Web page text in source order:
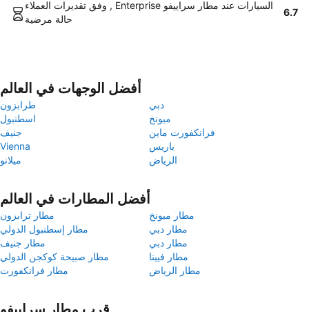
وفق تقديرات العملاء , Enterprise السيارات عند مطار سراييفو
حالة مرضية
6.7
أفضل الوجهات في العالم
طرابزون
دبي
اسطنبول
ميونخ
جنيف
فرانكفورت ماين
Vienna
باريس
ميلانو
الرياض
أفضل المطارات في العالم
مطار ترابزون
مطار ميونخ
مطار إسطنبول الدولي
مطار دبي
مطار جنيف
مطار دبي
مطار صبيحة كوكجن الدولي
مطار فيينا
مطار فرانكفورت
مطار الرياض